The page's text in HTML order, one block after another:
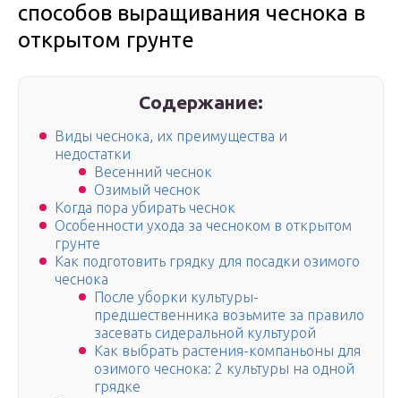
способов выращивания чеснока в
открытом грунте
Содержание:
Виды чеснока, их преимущества и
недостатки
Весенний чеснок
Озимый чеснок
Когда пора убирать чеснок
Особенности ухода за чесноком в открытом
грунте
Как подготовить грядку для посадки озимого
чеснока
После уборки культуры-
предшественника возьмите за правило
засевать сидеральной культурой
Как выбрать растения-компаньоны для
озимого чеснока: 2 культуры на одной
грядке